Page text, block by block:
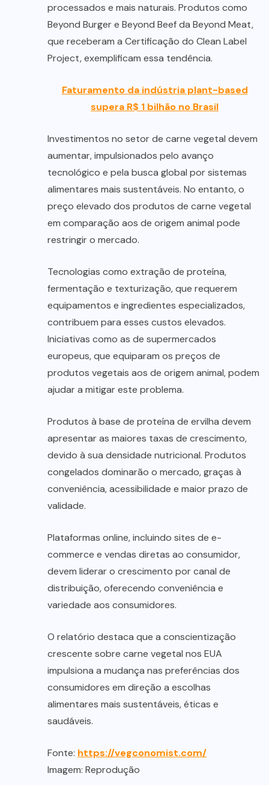
processados e mais naturais. Produtos como
Beyond Burger e Beyond Beef da Beyond Meat,
que receberam a Certificação do Clean Label
Project, exemplificam essa tendência.
Faturamento da indústria plant-based
supera R$ 1 bilhão no Brasil
Investimentos no setor de carne vegetal devem
aumentar, impulsionados pelo avanço
tecnológico e pela busca global por sistemas
alimentares mais sustentáveis. No entanto, o
preço elevado dos produtos de carne vegetal
em comparação aos de origem animal pode
restringir o mercado.
Tecnologias como extração de proteína,
fermentação e texturização, que requerem
equipamentos e ingredientes especializados,
contribuem para esses custos elevados.
Iniciativas como as de supermercados
europeus, que equiparam os preços de
produtos vegetais aos de origem animal, podem
ajudar a mitigar este problema.
Produtos à base de proteína de ervilha devem
apresentar as maiores taxas de crescimento,
devido à sua densidade nutricional. Produtos
congelados dominarão o mercado, graças à
conveniência, acessibilidade e maior prazo de
validade.
Plataformas online, incluindo sites de e-
commerce e vendas diretas ao consumidor,
devem liderar o crescimento por canal de
distribuição, oferecendo conveniência e
variedade aos consumidores.
O relatório destaca que a conscientização
crescente sobre carne vegetal nos EUA
impulsiona a mudança nas preferências dos
consumidores em direção a escolhas
alimentares mais sustentáveis, éticas e
saudáveis.
Fonte: https://vegconomist.com/
Imagem: Reprodução